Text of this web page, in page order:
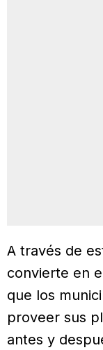
A través de
convierte en
que los
proveer sus
antes y